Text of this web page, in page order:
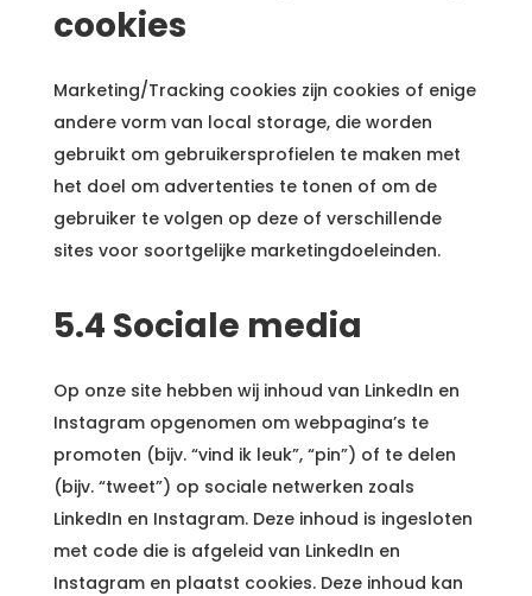
cookies
Marketing/Tracking cookies zijn cookies of enige
andere vorm van local storage, die worden
gebruikt om gebruikersprofielen te maken met
het doel om advertenties te tonen of om de
gebruiker te volgen op deze of verschillende
sites voor soortgelijke marketingdoeleinden.
5.4 Sociale media
Op onze site hebben wij inhoud van LinkedIn en
Instagram opgenomen om webpagina’s te
promoten (bijv. “vind ik leuk”, “pin”) of te delen
(bijv. “tweet”) op sociale netwerken zoals
LinkedIn en Instagram. Deze inhoud is ingesloten
met code die is afgeleid van LinkedIn en
Instagram en plaatst cookies. Deze inhoud kan